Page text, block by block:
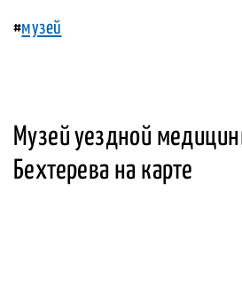
#музей
Музей уездной
Бехтерева на карте